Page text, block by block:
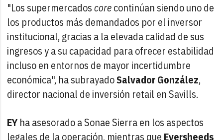
"Los supermercadoscorecontinúan siendo uno de
los productos más demandados por el inversor
institucional, gracias a la elevada calidad de sus
ingresos y a su capacidad para ofrecer estabilidad
incluso en entornos de mayor incertidumbre
económica", ha subrayadoSalvador González,
director nacional de inversión retail en Savills.
EY ha asesorado a Sonae Sierra en los aspectos
legales de la operación, mientras que Eversheeds